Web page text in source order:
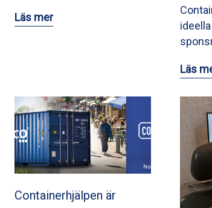
Läs mer
Läs
Containerhjälpen är